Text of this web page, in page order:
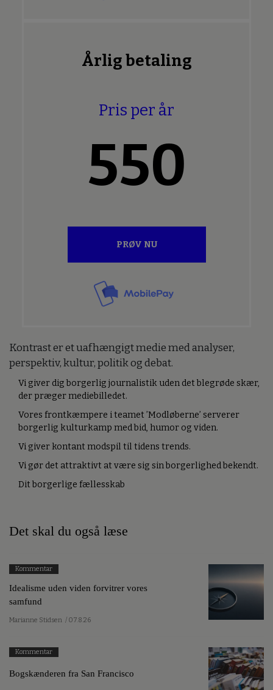
Årlig betaling
Pris per år
550
PRØV NU
Kontrast er et uafhængigt medie med analyser,
perspektiv, kultur, politik og debat.
Vi giver dig borgerlig journalistik uden det blegrøde skær,
der præger mediebilledet.
Vores frontkæmpere i teamet ’Modløberne’ serverer
borgerlig kulturkamp med bid, humor og viden.
Vi giver kontant modspil til tidens trends.
Vi gør det attraktivt at være sig sin borgerlighed bekendt.
Dit borgerlige fællesskab
Det skal du også læse
Kommentar
Idealisme uden viden forvitrer vores
samfund
Marianne Stidsen / 07.8.26
Kommentar
Bogskænderen fra San Francisco